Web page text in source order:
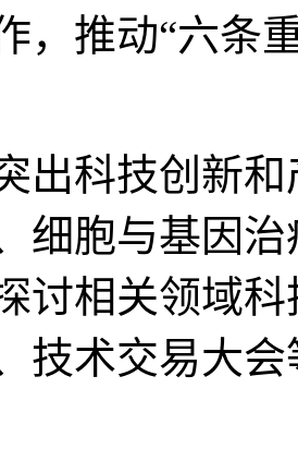
，推动“六条
科技创新和
细胞与基因
讨相关领域
技术交易大